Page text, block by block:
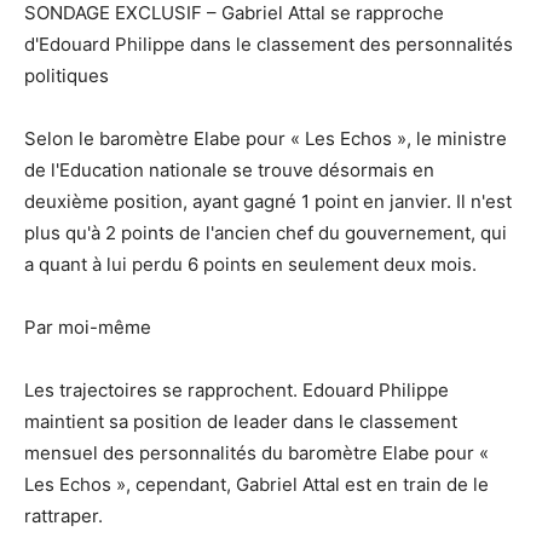
SONDAGE EXCLUSIF – Gabriel Attal se rapproche
d'Edouard Philippe dans le classement des personnalités
politiques
Selon le baromètre Elabe pour « Les Echos », le ministre
de l'Education nationale se trouve désormais en
deuxième position, ayant gagné 1 point en janvier. Il n'est
plus qu'à 2 points de l'ancien chef du gouvernement, qui
a quant à lui perdu 6 points en seulement deux mois.
Par moi-même
Les trajectoires se rapprochent. Edouard Philippe
maintient sa position de leader dans le classement
mensuel des personnalités du baromètre Elabe pour «
Les Echos », cependant, Gabriel Attal est en train de le
rattraper.